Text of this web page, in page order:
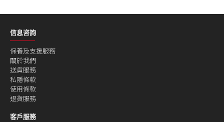
信息咨詢
保養及支援服務
關於我們
送貨服務
私隱條款
使用條款
退貨服務
客戶服務